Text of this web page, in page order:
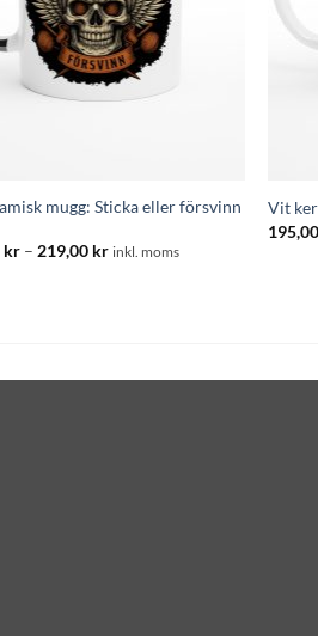
mugg: Sticka eller försvinn
kr – 219,00 krPrisintervall:
inkl. moms
Vit
195,00